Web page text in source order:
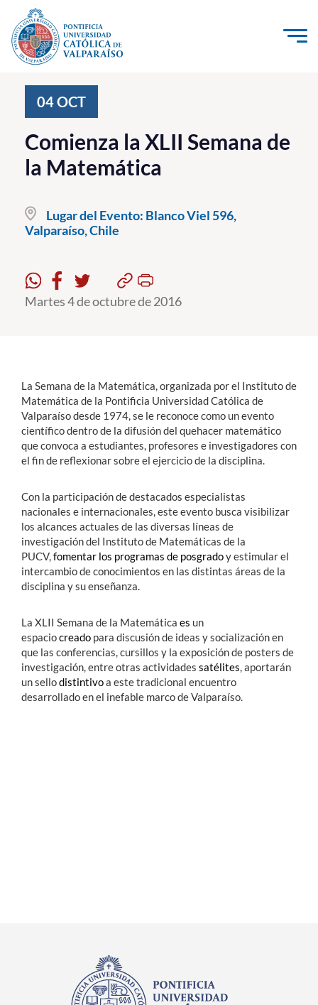
Click acá para ir directamente al contenido
Investigación, Creación e Innovación
PUCV Internacional
Vinculación con el Medio
Admisión
Postgrado
Formación Continua
Académicos
Funcionarios
Alumni
English
04OCT
Comienza la XLII Semana de
la Matemática
Lugar del Evento: Blanco Viel 596,
Valparaíso, Chile
Martes 4 de octubre de 2016
La Semana de la Matemática, organizada por el Instituto de
Matemática de la Pontificia Universidad Católica de
Valparaíso desde 1974, se le reconoce como un evento
científico dentro de la difusión del quehacer matemático
que convoca a estudiantes, profesores e investigadores con
el fin de reflexionar sobre el ejercicio de la disciplina.
Con la participación de destacados especialistas
nacionales e internacionales, este evento busca visibilizar
los alcances actuales de las diversas líneas de
investigación del Instituto de Matemáticas de la
PUCV,fomentar los programas de posgradoy estimular el
intercambio de conocimientos en las distintas áreas de la
disciplina y su enseñanza.
La XLII Semana de la Matemática es un
espaciocreado para discusión de ideas y socialización en
que las conferencias, cursillos y la exposición de posters de
investigación, entre otras actividades satélites, aportarán
un sellodistintivoa este tradicional encuentro
desarrollado en el inefable marco de Valparaíso.